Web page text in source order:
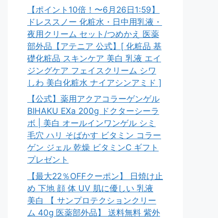
【ポイント10倍！〜6月26日1:59】
ドレススノー 化粧水・日中用乳液・
夜用クリーム セット/つめかえ 医薬
部外品【アテニア 公式】[ 化粧品 基
礎化粧品 スキンケア 美白 乳液 エイ
ジングケア フェイスクリーム シワ
しわ 美白化粧水 ナイアシンアミド ]
【公式】薬用アクアコラーゲンゲル
BIHAKU EXa 200g ドクターシーラ
ボ | 美白 オールインワンゲル シミ
毛穴 ハリ そばかす ビタミン コラー
ゲン ジェル 乾燥 ビタミンC ギフト
プレゼント
【最大22％OFFクーポン】 日焼け止
め 下地 顔 体 UV 肌に優しい 乳液
美白 【 サンプロテクションクリー
ム 40g 医薬部外品】 送料無料 紫外